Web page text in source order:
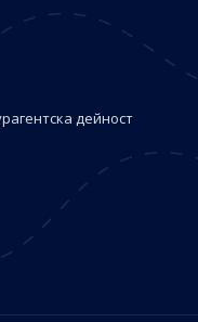
дейност